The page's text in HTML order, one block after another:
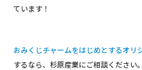
ています！
おみくじチャームをはじめとするオリ
するなら、杉原産業にご相談ください。